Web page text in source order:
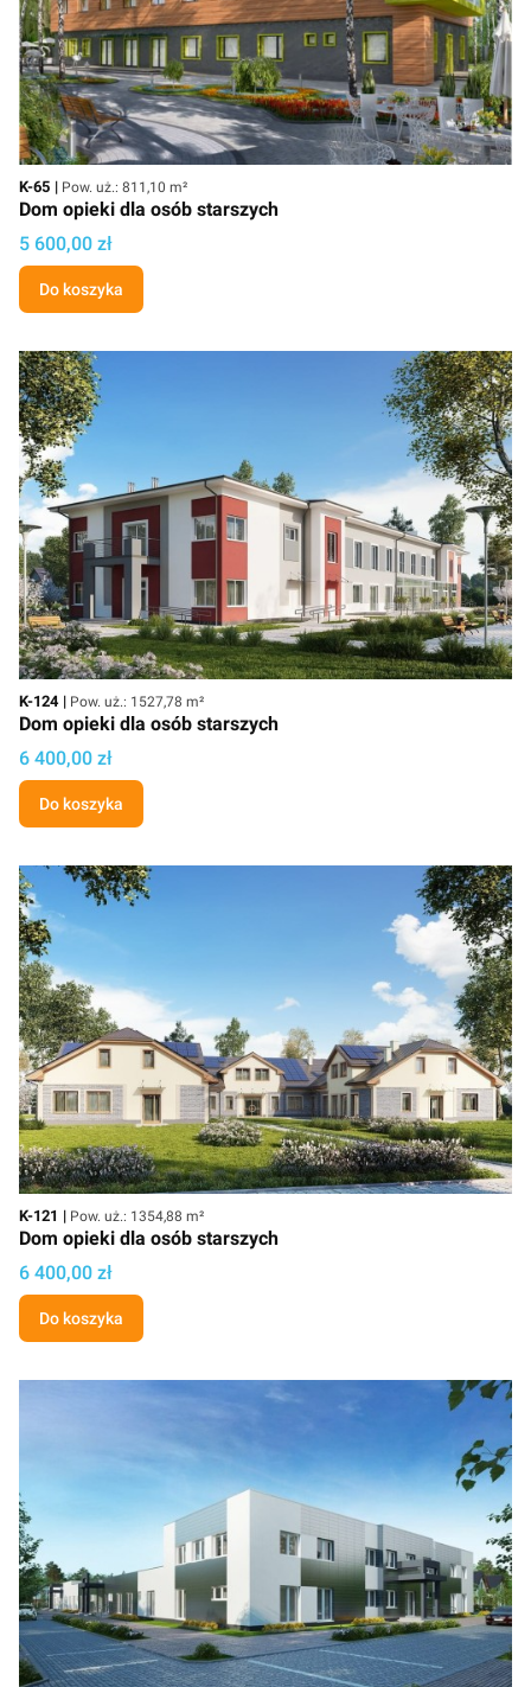
Kod
K-65 Powierzchnia użytkowa
Pow. uż.: 811,10 m²
Dom opieki dla osób starszych
Cena projektu
5 600,00 zł
Do koszyka
Kod
K-124 Powierzchnia użytkowa
Pow. uż.: 1527,78 m²
Dom opieki dla osób starszych
Cena projektu
6 400,00 zł
Do koszyka
Kod
K-121 Powierzchnia użytkowa
Pow. uż.: 1354,88 m²
Dom opieki dla osób starszych
Cena projektu
6 400,00 zł
Do koszyka